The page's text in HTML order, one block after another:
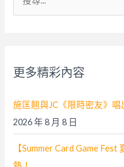
:
更多精彩內容
施匡翹與JC《限時密友》
2026 年 8 月 8 日
【Summer Card Game